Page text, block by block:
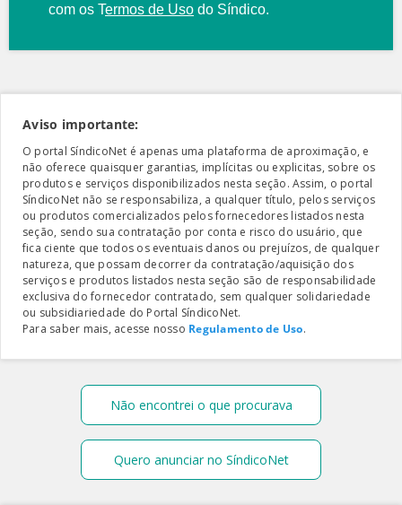
com os Termos de Uso do Síndico.
Aviso importante:
O portal SíndicoNet é apenas uma plataforma de aproximação, e
não oferece quaisquer garantias, implícitas ou explicitas, sobre os
produtos e serviços disponibilizados nesta seção. Assim, o portal
SíndicoNet não se responsabiliza, a qualquer título, pelos serviços
ou produtos comercializados pelos fornecedores listados nesta
seção, sendo sua contratação por conta e risco do usuário, que
fica ciente que todos os eventuais danos ou prejuízos, de qualquer
natureza, que possam decorrer da contratação/aquisição dos
serviços e produtos listados nesta seção são de responsabilidade
exclusiva do fornecedor contratado, sem qualquer solidariedade
ou subsidiariedade do Portal SíndicoNet.
Para saber mais, acesse nosso Regulamento de Uso.
Não encontrei o que procurava
Quero anunciar no SíndicoNet